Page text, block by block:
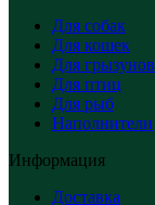
Для собак
Для кошек
Для грызунов
Для птиц
Для рыб
Наполнители
Информация
Доставка